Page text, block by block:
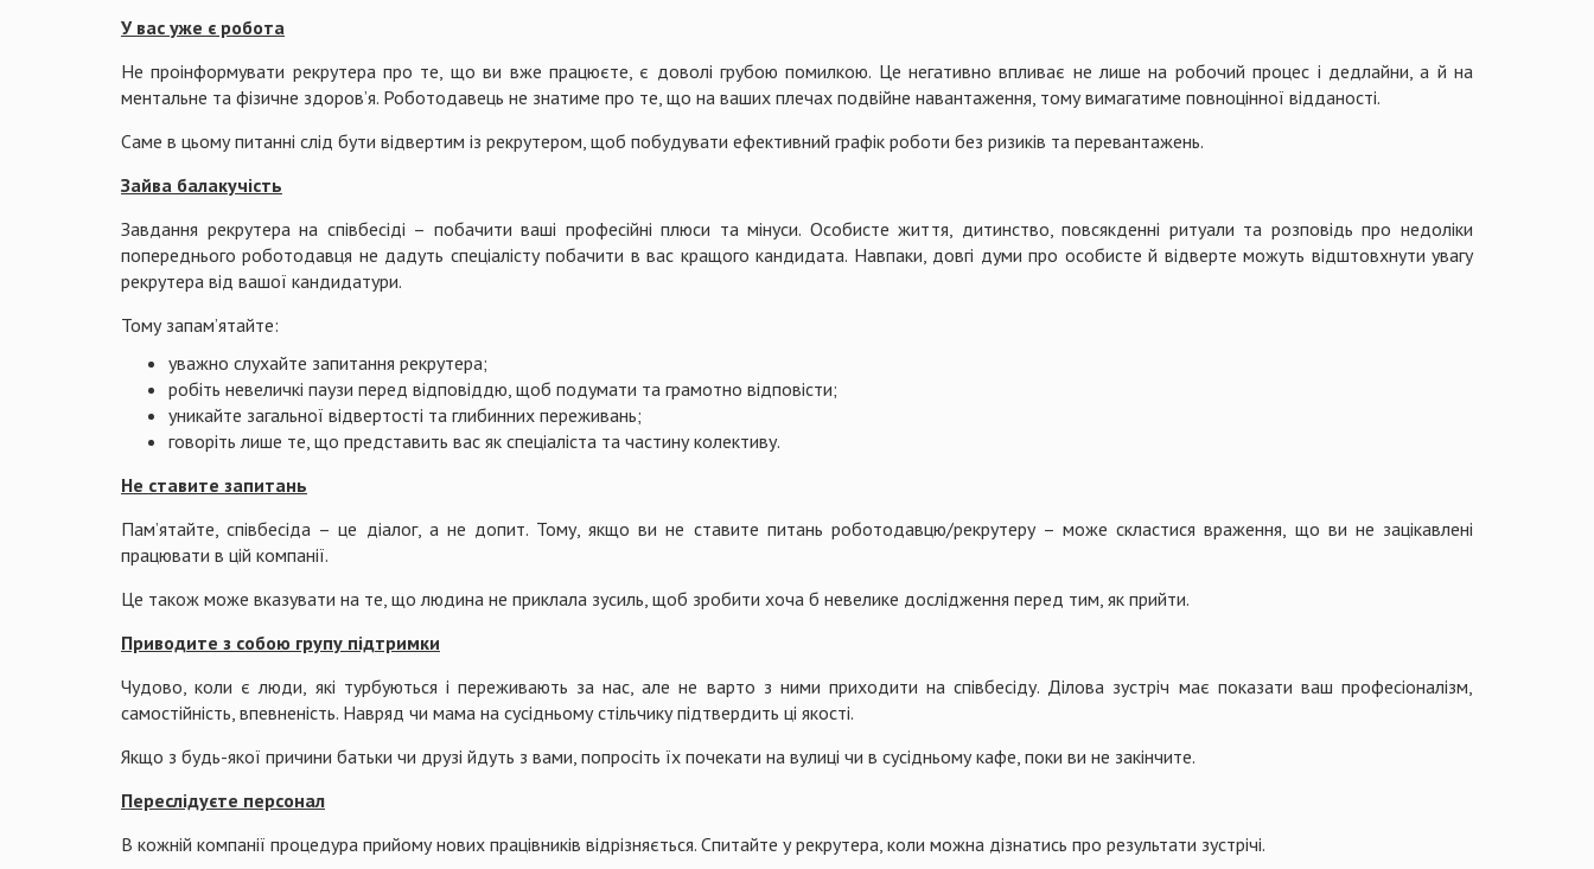
У вас уже є робота
Не проінформувати рекрутера про те, що ви вже працюєте, є доволі грубою помилкою. Це негативно впливає не лише на робочий процес і дедлайни, а й на
ментальне та фізичне здоров’я. Роботодавець не знатиме про те, що на ваших плечах подвійне навантаження, тому вимагатиме повноцінної відданості.
Саме в цьому питанні слід бути відвертим із рекрутером, щоб побудувати ефективний графік роботи без ризиків та перевантажень.
Зайва балакучість
Завдання рекрутера на співбесіді – побачити ваші професійні плюси та мінуси. Особисте життя, дитинство, повсякденні ритуали та розповідь про недоліки
попереднього роботодавця не дадуть спеціалісту побачити в вас кращого кандидата. Навпаки, довгі думи про особисте й відверте можуть відштовхнути увагу
рекрутера від вашої кандидатури.
Тому запам’ятайте:
уважно слухайте запитання рекрутера;
робіть невеличкі паузи перед відповіддю, щоб подумати та грамотно відповісти;
уникайте загальної відвертості та глибинних переживань;
говоріть лише те, що представить вас як спеціаліста та частину колективу.
Не ставите запитань
Пам’ятайте, співбесіда – це діалог, а не допит. Тому, якщо ви не ставите питань роботодавцю/рекрутеру – може скластися враження, що ви не зацікавлені
працювати в цій компанії.
Це також може вказувати на те, що людина не приклала зусиль, щоб зробити хоча б невелике дослідження перед тим, як прийти.
Приводите з собою групу підтримки
Чудово, коли є люди, які турбуються і переживають за нас, але не варто з ними приходити на співбесіду. Ділова зустріч має показати ваш професіоналізм,
самостійність, впевненість. Навряд чи мама на сусідньому стільчику підтвердить ці якості.
Якщо з будь-якої причини батьки чи друзі йдуть з вами, попросіть їх почекати на вулиці чи в сусідньому кафе, поки ви не закінчите.
Переслідуєте персонал
В кожній компанії процедура прийому нових працівників відрізняється. Спитайте у рекрутера, коли можна дізнатись про результати зустрічі.